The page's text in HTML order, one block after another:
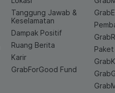
Tanggung Jawab &
Keselamatan
Dampak Positif
Ruang Berita
Karir
GrabForGood Fund